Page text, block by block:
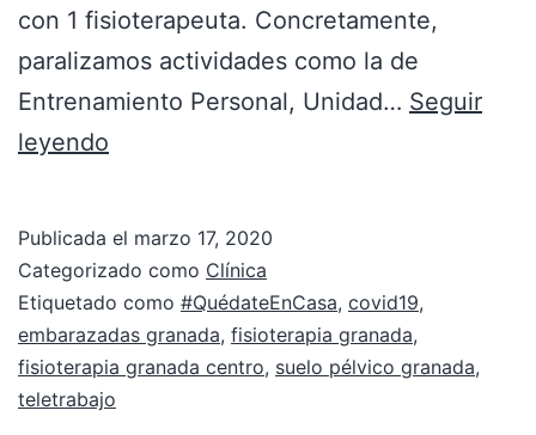
con 1 fisioterapeuta. Concretamente,
paralizamos actividades como la de
Entrenamiento Personal, Unidad… Seguir
leyendo
Publicada el marzo 17, 2020
Categorizado como Clínica
Etiquetado como #QuédateEnCasa, covid19,
embarazadas granada, fisioterapia granada,
fisioterapia granada centro, suelo pélvico granada,
teletrabajo